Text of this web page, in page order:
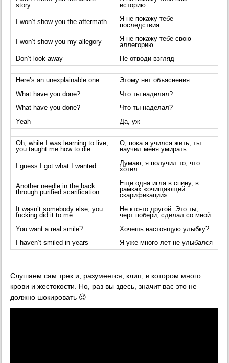
story
историю
I won’t show you the aftermath
Я не покажу тебе
последствия
I won’t show you my allegory
Я не покажу тебе свою
аллегорию
Don’t look away
Не отводи взгляд
Here’s an unexplainable one
Этому нет объяснения
What have you done?
Что ты наделал?
What have you done?
Что ты наделал?
Yeah
Да, уж
Oh, while I was learning to live,
you taught me how to die
О, пока я учился жить, ты
научил меня умирать
I guess I got what I wanted
Думаю, я получил то, что
хотел
Another needle in the back
through purified scarification
Еще одна игла в спину, в
рамках «очищающей
скарификации»
It wasn’t somebody else, you
fucking did it to me
Не кто-то другой. Это ты,
черт побери, сделал со мной
You want a real smile?
Хочешь настоящую улыбку?
I haven’t smiled in years
Я уже много лет не улыбался
Слушаем сам трек и, разумеется, клип, в котором много
крови и жестокости. Но, раз вы здесь, значит вас это не
должно шокировать 😉